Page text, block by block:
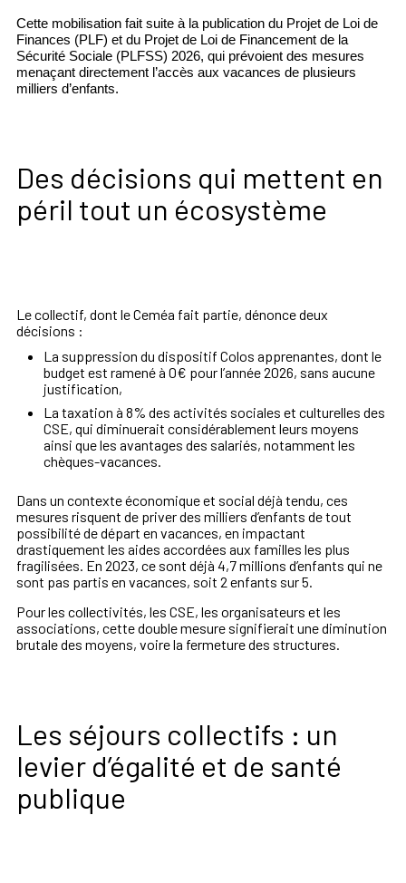
Cette mobilisation fait suite à la publication du Projet de Loi de
Finances (PLF) et du Projet de Loi de Financement de la
Sécurité Sociale (PLFSS) 2026, qui prévoient des mesures
menaçant directement l’accès aux vacances de plusieurs
milliers d’enfants.
Des décisions qui mettent en
péril tout un écosystème
Le collectif, dont le Ceméa fait partie, dénonce deux
décisions :
La suppression du dispositif Colos apprenantes, dont le
budget est ramené à 0€ pour l’année 2026, sans aucune
justification,
La taxation à 8% des activités sociales et culturelles des
CSE, qui diminuerait considérablement leurs moyens
ainsi que les avantages des salariés, notamment les
chèques-vacances.
Dans un contexte économique et social déjà tendu, ces
mesures risquent de priver des milliers d’enfants de tout
possibilité de départ en vacances, en impactant
drastiquement les aides accordées aux familles les plus
fragilisées. En 2023, ce sont déjà 4,7 millions d’enfants qui ne
sont pas partis en vacances, soit 2 enfants sur 5.
Pour les collectivités, les CSE, les organisateurs et les
associations, cette double mesure signifierait une diminution
brutale des moyens, voire la fermeture des structures.
Les séjours collectifs : un
levier d’égalité et de santé
publique